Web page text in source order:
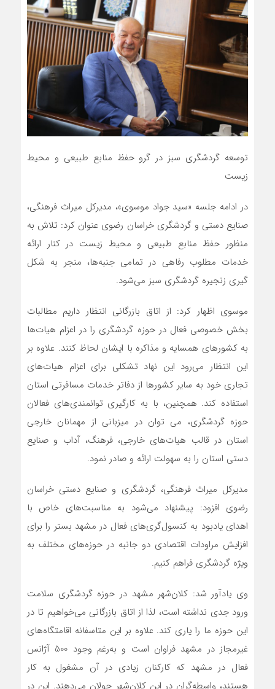
توسعه گردشگری سبز در گرو حفظ منابع طبیعی و محیط
زیست
در ادامه جلسه «سید جواد موسوی»، مدیرکل میراث فرهنگی،
صنایع دستی و گردشگری خراسان رضوی عنوان کرد: تلاش به
منظور حفظ منابع طبیعی و محیط زیست در کنار ارائه
خدمات مطلوب رفاهی در تمامی جنبه‌ها، منجر به شکل
گیری زنجیره گردشگری سبز می‌شود.
موسوی اظهار کرد: از اتاق بازرگانی انتظار داریم مطالبات
بخش خصوصی فعال در حوزه گردشگری را در اعزام هیات‌ها
به کشورهای همسایه و مذاکره با ایشان لحاظ کنند. علاوه بر
این انتظار می‌رود این نهاد تشکلی برای اعزام هیات‌های
تجاری خود به سایر کشورها از دفاتر خدمات مسافرتی استان
استفاده کند. همچنین، با به کارگیری توانمندی‌های فعالان
حوزه گردشگری، می توان در میزبانی از مهمانان خارجی
استان در قالب هیات‌های خارجی، فرهنگ، آداب و صنایع
دستی استان را به سهولت ارائه و صادر نمود.
مدیرکل میراث فرهنگی، گردشگری و صنایع دستی خراسان
رضوی افزود: پیشنهاد می‌شود به مناسبت‌های خاص با
اهدای یادبود به کنسول‌گری‌های فعال در مشهد بستر را برای
افزایش مراودات اقتصادی دو جانبه در حوزه‌های مختلف به
ویژه گردشگری فراهم کنیم.
وی یادآور شد: کلان‌شهر مشهد در حوزه گردشگری سلامت
ورود جدی نداشته است، لذا از اتاق بازرگانی می‌خواهیم تا در
این حوزه ما را یاری کند. علاوه بر این متاسفانه اقامتگاه‌های
غیرمجاز در مشهد فراوان است و به‌رغم وجود 500 آژانس
فعال در مشهد که کارکنان زیادی در آن مشغول به کار
هستند، واسطه‌گران در این کلان‌شهر جولان می‌دهند. این در